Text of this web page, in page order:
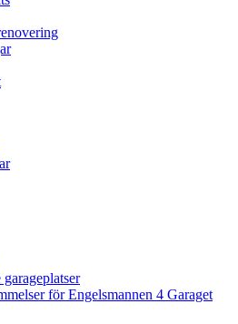
för Engelsmannen 4 Garaget